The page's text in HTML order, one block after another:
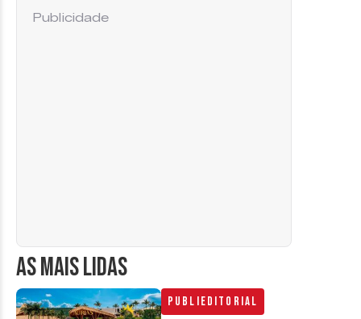
AS MAIS LIDAS
Publieditorial
Publicidade